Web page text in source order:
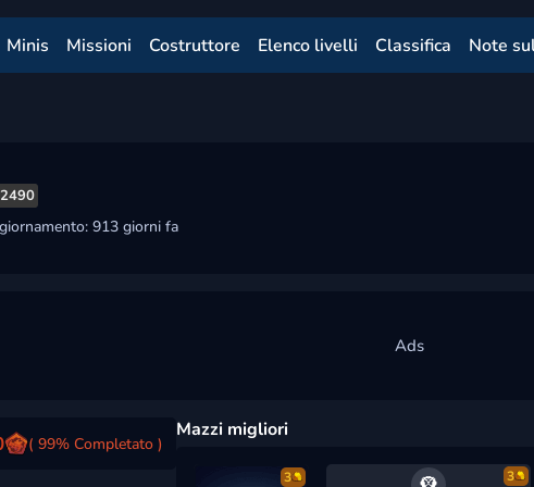
Minis Missioni Costruttore Elenco livelli Classifica Note
913 giorni fa
( 99% Completato )
Mazzi migliori
3 3